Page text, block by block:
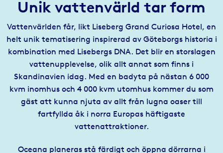
Unik vattenvärld tar form
Vattenvärlden får, likt Liseberg Grand Curiosa Hotel, en
helt unik tematisering inspirerad av Göteborgs historia i
kombination med Lisebergs DNA. Det blir en storslagen
vattenupplevelse, olik allt annat som finns i
Skandinavien idag. Med en badyta på nästan 6 000
kvm inomhus och 4 000 kvm utomhus kommer du som
gäst att kunna njuta av allt från lugna oaser till
fartfyllda åk i norra Europas häftigaste
vattenattraktioner.
Oceana planeras stå färdigt och öppna dörrarna i